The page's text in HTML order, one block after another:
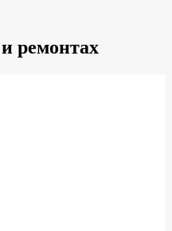
ремонтах